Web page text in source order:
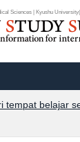
Sciences | Kyushu
tempat belajar